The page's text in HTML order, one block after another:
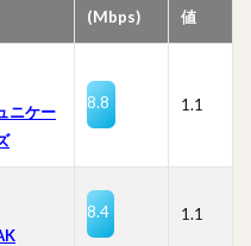
(Mbps)
値
ニケー
8.8 1.1
8.4 1.1